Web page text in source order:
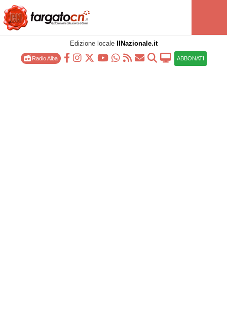
Edizione locale IlNazionale.it
Radio Alba ABBONATI